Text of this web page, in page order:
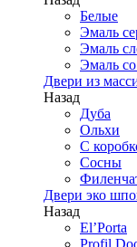
Белые
Эмаль
Эмаль
Эмаль
Двери из
Назад
Дуба
Ольхи
С
Сосны
Двери эко
Назад
El’Porta
Profil